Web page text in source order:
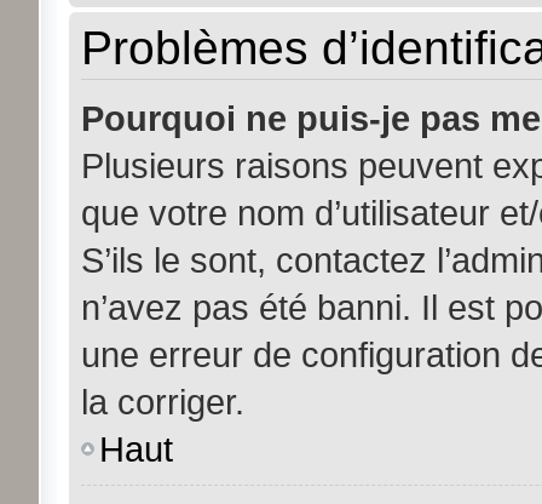
Problèmes
Pourquoi ne puis-je pas
Plusieurs raisons peuvent
que votre nom d’utilisateur
S’ils le sont, contactez
n’avez pas été banni. Il est
une erreur de configuration
la corriger.
Haut